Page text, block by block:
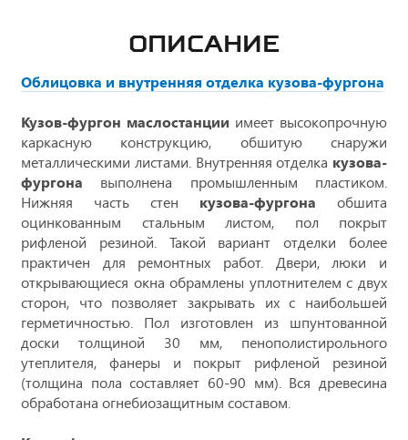
ОПИСАНИЕ
Облицовка и внутренняя отделка кузова-фургона
Кузов-фургон маслостанции имеет высокопрочную
каркасную конструкцию, обшитую снаружи
металлическими листами. Внутренняя отделка кузова-
фургона выполнена промышленным пластиком.
Нижняя часть стен кузова-фургона обшита
оцинкованным стальным листом, пол покрыт
рифленой резиной. Такой вариант отделки более
практичен для ремонтных работ. Двери, люки и
открывающиеся окна обрамлены уплотнителем с двух
сторон, что позволяет закрывать их с наибольшей
герметичностью. Пол изготовлен из шпунтованной
доски толщиной 30 мм, пенополистирольного
утеплителя, фанеры и покрыт рифленой резиной
(толщина пола составляет 60-90 мм). Вся древесина
обработана огнебиозащитным составом.